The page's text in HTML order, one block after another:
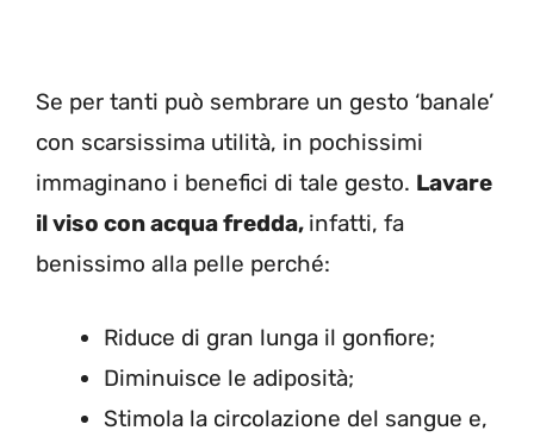
Se per tanti può sembrare un gesto ‘banale’
con scarsissima utilità, in pochissimi
immaginano i benefici di tale gesto. Lavare
il viso con acqua fredda, infatti, fa
benissimo alla pelle perché:
Riduce di gran lunga il gonfiore;
Diminuisce le adiposità;
Stimola la circolazione del sangue e,